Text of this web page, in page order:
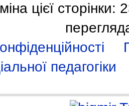
цієї
педагогіки